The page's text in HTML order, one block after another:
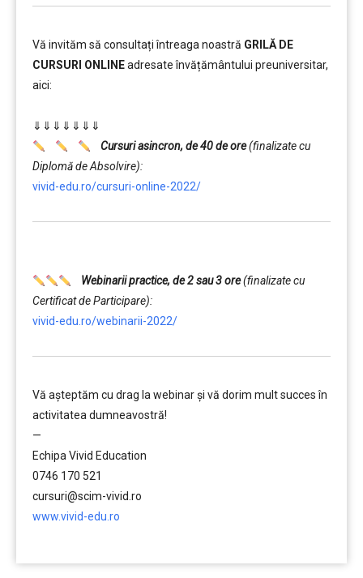
Vă invităm să consultați întreaga noastră GRILĂ DE
CURSURI ONLINEadresate învățământului preuniversitar,
aici:
⇓⇓⇓⇓⇓⇓⇓
Cursuri asincron, de 40 de ore(finalizate cu
Diplomă de Absolvire):
vivid-edu.ro/cursuri-online-2022/
Webinarii practice, de 2 sau 3 ore(finalizate cu
Certificat de Participare):
vivid-edu.ro/webinarii-2022/
Vă aşteptăm cu drag la webinar şi vă dorim mult succes în
activitatea dumneavostră!
—
Echipa Vivid Education
0746 170 521
cursuri@scim-vivid.ro
www.vivid-edu.ro